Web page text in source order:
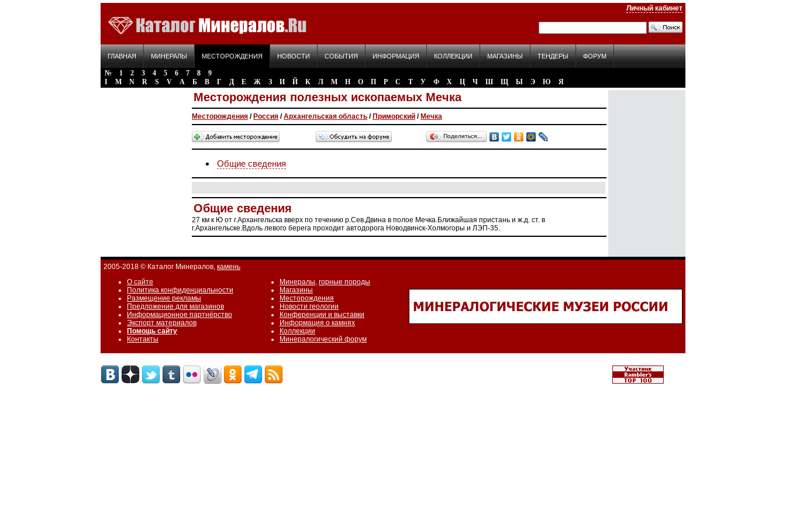
Личный кабинет
ГЛАВНАЯ МИНЕРАЛЫ МЕСТОРОЖДЕНИЯ НОВОСТИ СОБЫТИЯ ИНФОРМАЦИЯ КОЛЛЕКЦИИ МАГАЗИНЫ ТЕНДЕРЫ ФОРУМ
№ 1 2 3 4 5 6 7 8
9
I
M N R S V А Б В Г Д Е Ж З И Й К Л М Н О П Р С Т У Ф Х Ц Ч Ш Щ Ы Э Ю Я
Месторождения полезных ископаемых Мечка
Месторождения / Россия /Архангельская область / Приморский / Мечка
Поделиться…
Общие сведения
Общие сведения
27 км к Ю от г.Архангельска вверх по течению р.Сев.Двина в полое Мечка.Ближайшая пристань и ж.д. ст. в
г.Архангельске.Вдоль левого берега проходит автодорога Новодвинск-Холмогоры и ЛЭП-35.
2005-2018 © Каталог Минералов, камень
О сайте
Политика конфиденциальности
Размещение рекламы
Предложение для магазинов
Информационное партнёрство
Экспорт материалов
Помощь сайту
Контакты
Минералы, горные породы
Магазины
Месторождения
Новости геологии
Конференции и выставки
Информация о камнях
Коллекции
Минералогический форум